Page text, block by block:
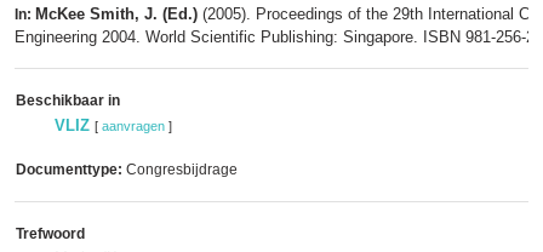
In: McKee Smith, J. (Ed.) (2005). Proceedings of the 29th International
Engineering 2004. World Scientific Publishing: Singapore. ISBN 981-256-
Beschikbaar in
VLIZ [ aanvragen ]
Documenttype: Congresbijdrage
Trefwoord